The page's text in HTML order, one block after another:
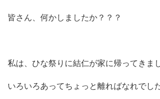
皆さん、何かしましたか？？？
私は、ひな祭りに結仁が家に帰ってきま
いろいろあってちょっと離ればなれでし